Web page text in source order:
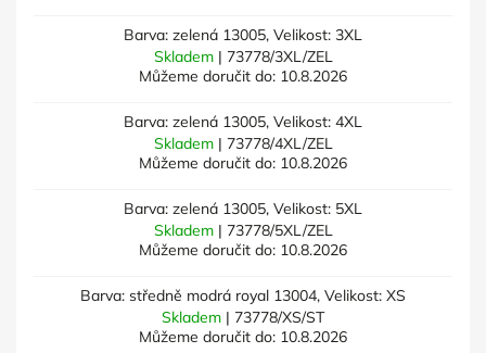
Barva: zelená 13005, Velikost: 3XL
Skladem | 73778/3XL/ZEL
Můžeme doručit do: 10.8.2026
Barva: zelená 13005, Velikost: 4XL
Skladem | 73778/4XL/ZEL
Můžeme doručit do: 10.8.2026
Barva: zelená 13005, Velikost: 5XL
Skladem | 73778/5XL/ZEL
Můžeme doručit do: 10.8.2026
Barva: středně modrá royal 13004, Velikost: XS
Skladem | 73778/XS/ST
Můžeme doručit do: 10.8.2026